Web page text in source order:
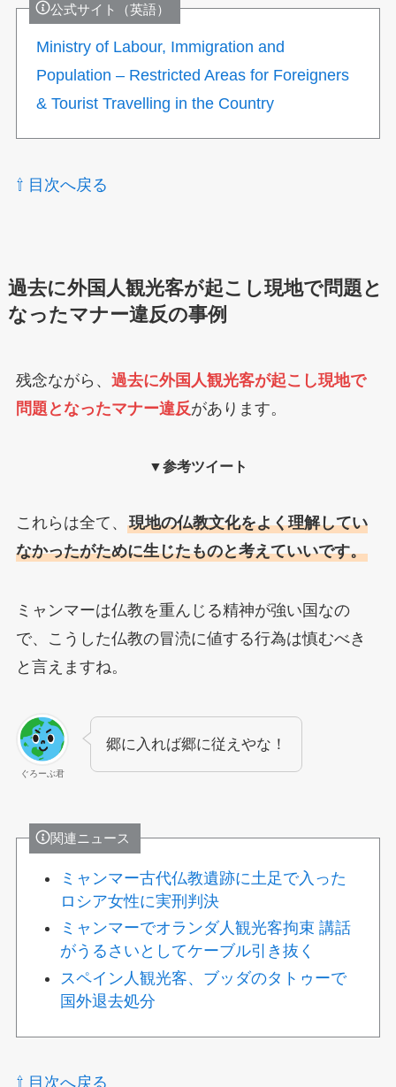
公式サイト（英語）
Ministry of Labour, Immigration and
Population – Restricted Areas for Foreigners
& Tourist Travelling in the Country
⇧ 目次へ戻る
過去に外国人観光客が起こし現地で問題と
なったマナー違反の事例
残念ながら、 過去に外国人観光客が起こし現地で
問題となったマナー違反があります。
▼参考ツイート
これらは全て、 現地の仏教文化をよく理解してい
なかったがために生じたものと考えていいです。
ミャンマーは仏教を重んじる精神が強い国なの
で、こうした仏教の冒涜に値する行為は慎むべき
と言えますね。
ぐろーぶ君
郷に入れば郷に従えやな！
関連ニュース
ミャンマー古代仏教遺跡に土足で入った
ロシア女性に実刑判決
ミャンマーでオランダ人観光客拘束 講話
がうるさいとしてケーブル引き抜く
スペイン人観光客、ブッダのタトゥーで
国外退去処分
⇧ 目次へ戻る